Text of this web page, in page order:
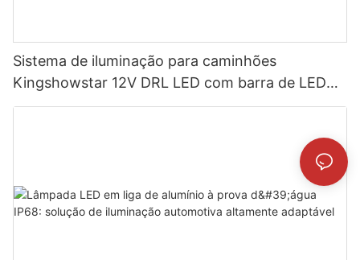
Sistema de iluminação para caminhões
Kingshowstar 12V DRL LED com barra de LED
para grade frontal